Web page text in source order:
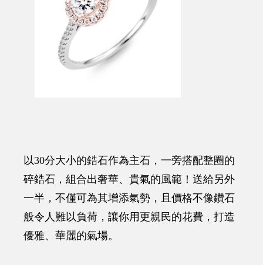
以30分大小的鋯石作為主石，一旁搭配整圈的
碎鋯石，組合出奢華、貴氣的風範！送給另外
一半，不僅可為其增添氣勢，且價格不像鑽石
般令人難以負荷，讓你用更親民的花費，打造
優雅、華麗的氣場。